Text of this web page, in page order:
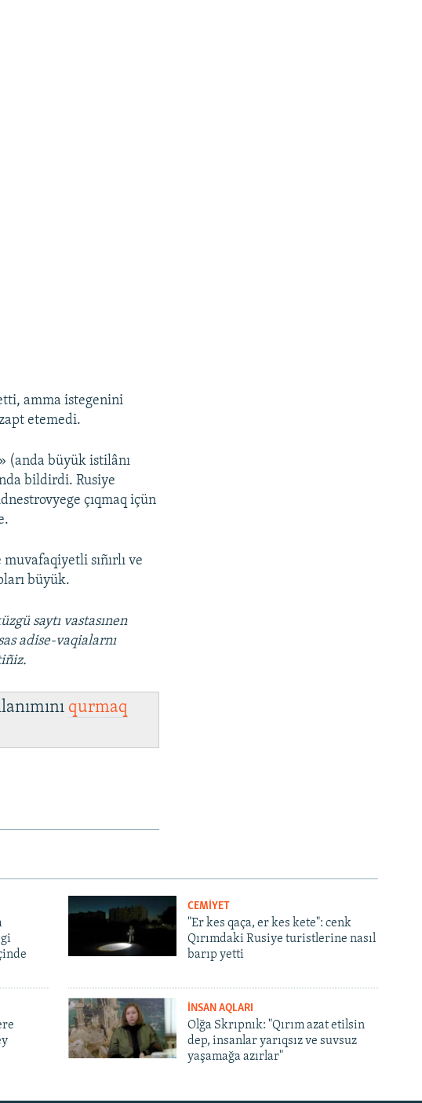
amma istegenini
etemedi.
(anda büyük istilânı
bildirdi. Rusiye
çıqmaq içün
sıñırlı ve
büyük.
saytı vastasınen
adise-vaqialarnı
qurmaq
CEMİYET
"Er kes qaça, er kes kete": cenk
Qırımdaki Rusiye turistlerine nasıl
barıp yetti
İNSAN AQLARI
Olğa Skrıpnık: "Qırım azat etilsin
dep, insanlar yarıqsız ve suvsuz
yaşamağa azırlar"